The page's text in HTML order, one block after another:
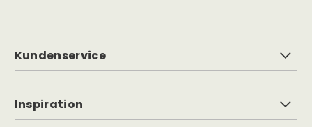
Kundenservice
Inspiration